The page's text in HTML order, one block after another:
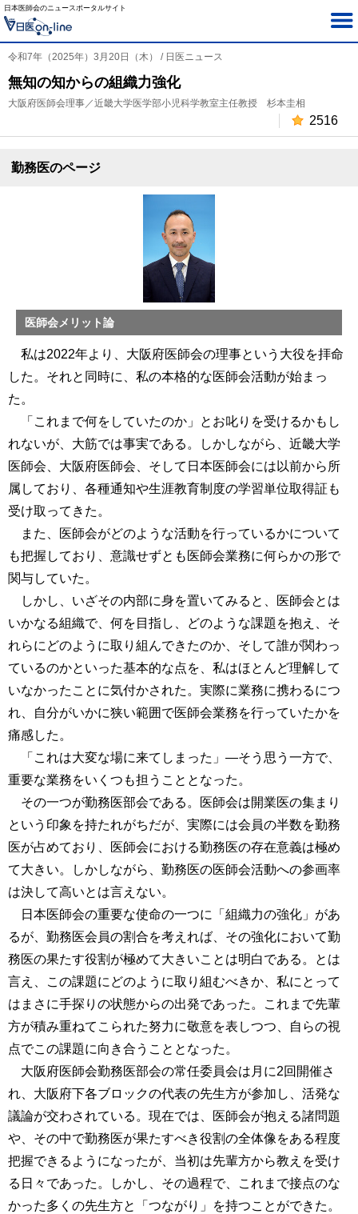
日本医師会のニュースポータルサイト
令和7年（2025年）3月20日（木） / 日医ニュース
無知の知からの組織力強化
大阪府医師会理事／近畿大学医学部小児科学教室主任教授 杉本圭相
2516
勤務医のページ
医師会メリット論
私は2022年より、大阪府医師会の理事という大役を拝命
した。それと同時に、私の本格的な医師会活動が始まっ
た。
「これまで何をしていたのか」とお叱りを受けるかもし
れないが、大筋では事実である。しかしながら、近畿大学
医師会、大阪府医師会、そして日本医師会には以前から所
属しており、各種通知や生涯教育制度の学習単位取得証も
受け取ってきた。
また、医師会がどのような活動を行っているかについて
も把握しており、意識せずとも医師会業務に何らかの形で
関与していた。
しかし、いざその内部に身を置いてみると、医師会とは
いかなる組織で、何を目指し、どのような課題を抱え、そ
れらにどのように取り組んできたのか、そして誰が関わっ
ているのかといった基本的な点を、私はほとんど理解して
いなかったことに気付かされた。実際に業務に携わるにつ
れ、自分がいかに狭い範囲で医師会業務を行っていたかを
痛感した。
「これは大変な場に来てしまった」―そう思う一方で、
重要な業務をいくつも担うこととなった。
その一つが勤務医部会である。医師会は開業医の集まり
という印象を持たれがちだが、実際には会員の半数を勤務
医が占めており、医師会における勤務医の存在意義は極め
て大きい。しかしながら、勤務医の医師会活動への参画率
は決して高いとは言えない。
日本医師会の重要な使命の一つに「組織力の強化」があ
るが、勤務医会員の割合を考えれば、その強化において勤
務医の果たす役割が極めて大きいことは明白である。とは
言え、この課題にどのように取り組むべきか、私にとって
はまさに手探りの状態からの出発であった。これまで先輩
方が積み重ねてこられた努力に敬意を表しつつ、自らの視
点でこの課題に向き合うこととなった。
大阪府医師会勤務医部会の常任委員会は月に2回開催さ
れ、大阪府下各ブロックの代表の先生方が参加し、活発な
議論が交わされている。現在では、医師会が抱える諸問題
や、その中で勤務医が果たすべき役割の全体像をある程度
把握できるようになったが、当初は先輩方から教えを受け
る日々であった。しかし、その過程で、これまで接点のな
かった多くの先生方と「つながり」を持つことができた。